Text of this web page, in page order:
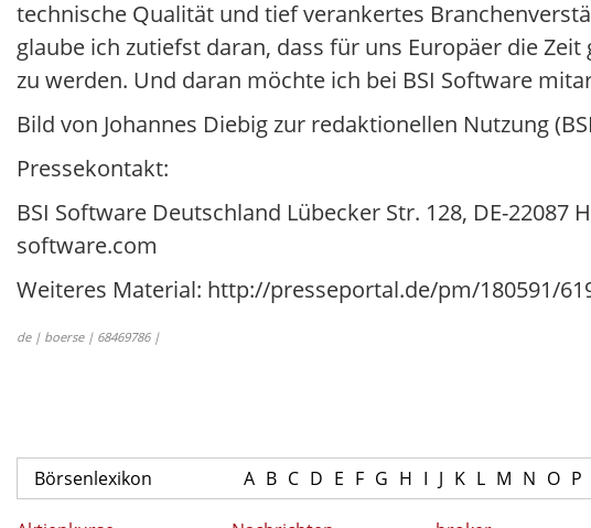
technische Qualität und tief verankertes
glaube ich zutiefst daran, dass für uns Europäer die
zu werden. Und daran möchte ich bei BSI Software
Bild von Johannes Diebig zur redaktionellen Nutzung
Pressekontakt:
BSI Software Deutschland Lübecker Str. 128, DE-
software.com
Weiteres Material: http://presseportal.de/pm/180591/
de | boerse | 68469786 |
Börsenlexikon A B C D E F G H I J K L M N O P